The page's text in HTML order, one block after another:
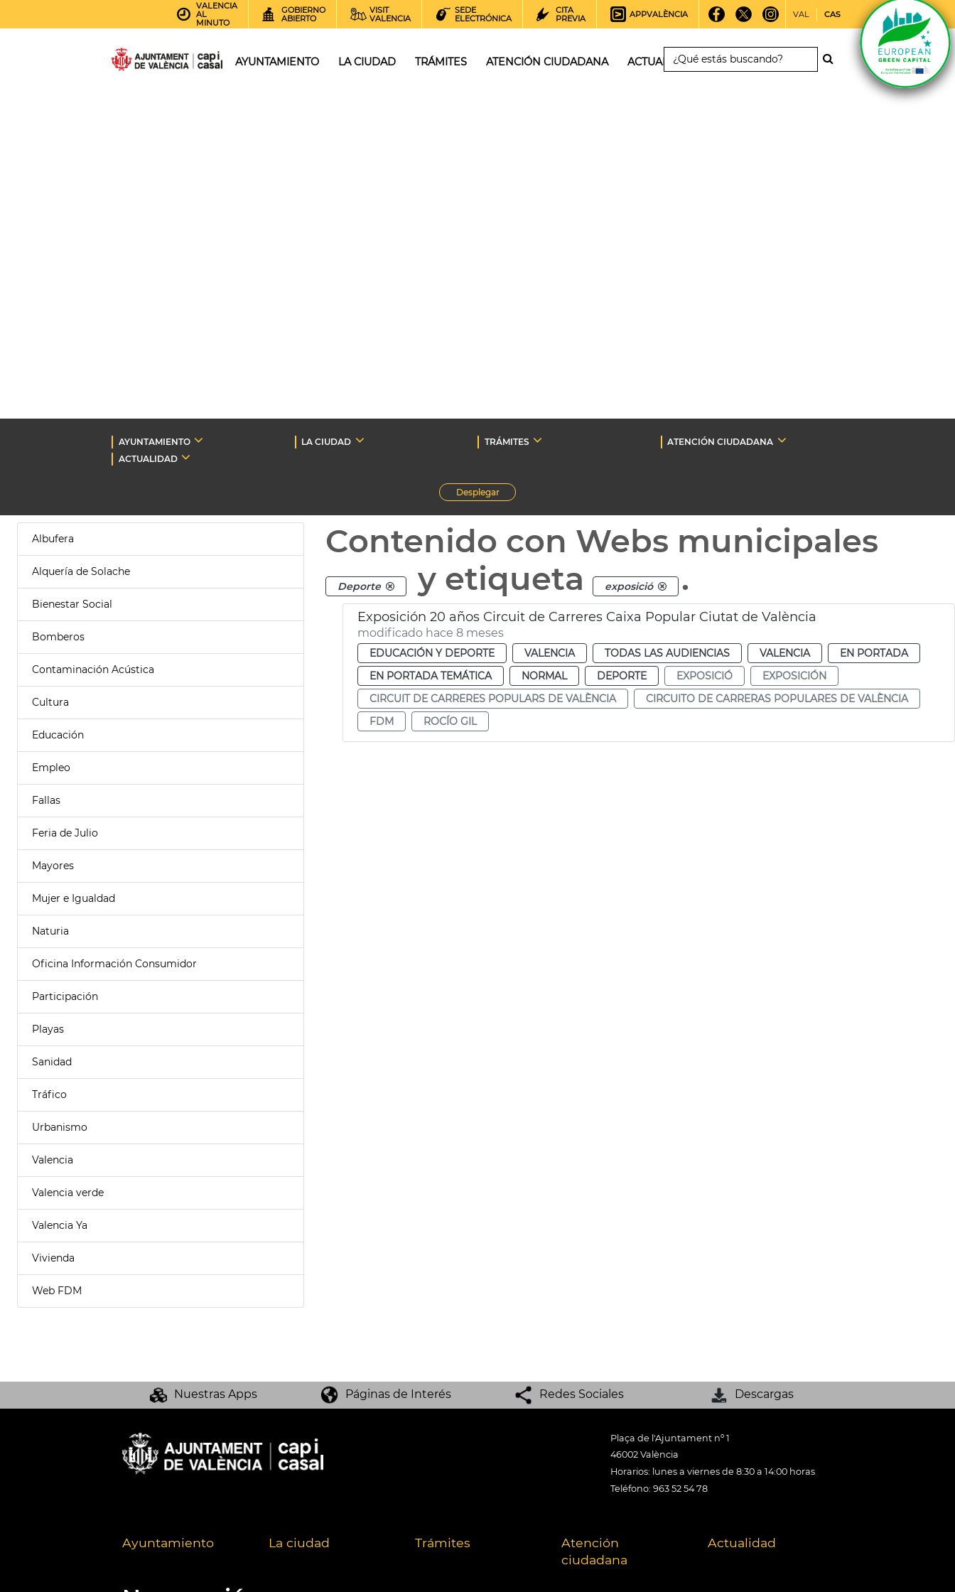
VALENCIA
AL
MINUTO
GOBIERNO
ABIERTO
VISIT
VALENCIA
SEDE
ELECTRÓNICA
CITA
PREVIA
APPVALÈNCIA VAL CAS
AYUNTAMIENTO LA CIUDAD TRÁMITES ATENCIÓN CIUDADANA ACTUALIDAD
AYUNTAMIENTO LA CIUDAD TRÁMITES
ATENCIÓN CIUDADANA
ACTUALIDAD
Desplegar
Albufera
Alquería de Solache
Bienestar Social
Bomberos
Contaminación Acústica
Cultura
Educación
Empleo
Fallas
Feria de Julio
Mayores
Mujer e Igualdad
Naturia
Oficina Información Consumidor
Participación
Playas
Sanidad
Tráfico
Urbanismo
Valencia
Valencia verde
Valencia Ya
Vivienda
Web FDM
Contenido con Webs municipales
Deporte y etiqueta exposició .
Exposición 20 años Circuit de Carreres Caixa Popular Ciutat de València
modificado hace 8 meses
EDUCACIÓN Y DEPORTE VALENCIA TODAS LAS AUDIENCIAS VALENCIA
EN PORTADA
EN PORTADA TEMÁTICA
NORMAL DEPORTE EXPOSICIÓ
EXPOSICIÓN
CIRCUIT DE CARRERES POPULARS DE VALÈNCIA
CIRCUITO DE CARRERAS POPULARES DE VALÈNCIA
FDM
ROCÍO GIL
Nuestras Apps Páginas de Interés Redes Sociales Descargas
Plaça de l'Ajuntament nº 1
46002 València
Horarios: lunes a viernes de 8:30 a 14:00 horas
Teléfono: 963 52 54 78
Ayuntamiento La ciudad Trámites
Atención
ciudadana
Actualidad